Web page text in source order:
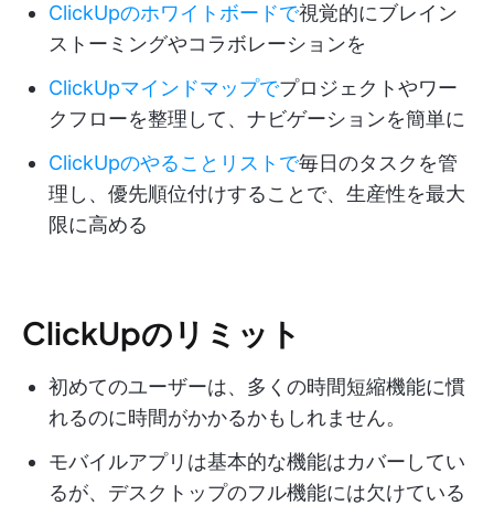
ClickUpのホワイトボードで視覚的にブレイン
ストーミングやコラボレーションを
ClickUpマインドマップでプロジェクトやワー
クフローを整理して、ナビゲーションを簡単に
ClickUpのやることリストで毎日のタスクを管
理し、優先順位付けすることで、生産性を最大
限に高める
ClickUpのリミット
初めてのユーザーは、多くの時間短縮機能に慣
れるのに時間がかかるかもしれません。
モバイルアプリは基本的な機能はカバーしてい
るが、デスクトップのフル機能には欠けている